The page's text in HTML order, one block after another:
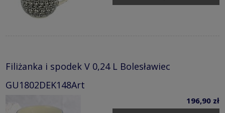
Filiżanka i spodek V 0,24 L Bolesławiec
GU1802DEK148Art
196,90 zł